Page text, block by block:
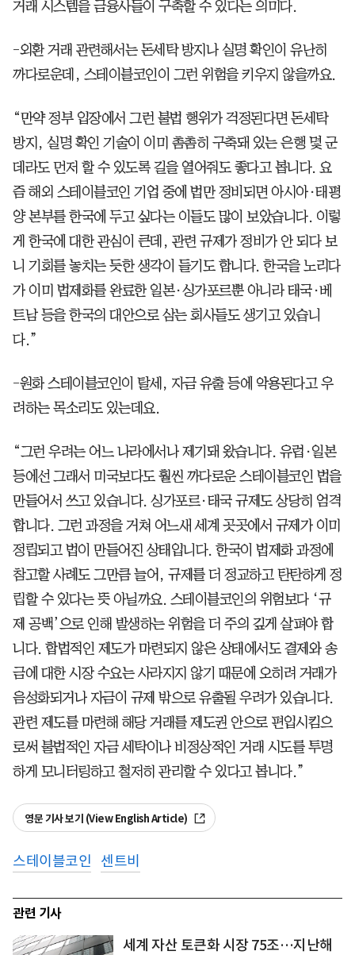
거래 시스템을 금융사들이 구축할 수 있다는 의미다.
-외환 거래 관련해서는 돈세탁 방지나 실명 확인이 유난히
까다로운데, 스테이블코인이 그런 위험을 키우지 않을까요.
“만약 정부 입장에서 그런 불법 행위가 걱정된다면 돈세탁
방지, 실명 확인 기술이 이미 촘촘히 구축돼 있는 은행 몇 군
데라도 먼저 할 수 있도록 길을 열어줘도 좋다고 봅니다. 요
즘 해외 스테이블코인 기업 중에 법만 정비되면 아시아·태평
양 본부를 한국에 두고 싶다는 이들도 많이 보았습니다. 이렇
게 한국에 대한 관심이 큰데, 관련 규제가 정비가 안 되다 보
니 기회를 놓치는 듯한 생각이 들기도 합니다. 한국을 노리다
가 이미 법제화를 완료한 일본·싱가포르뿐 아니라 태국·베
트남 등을 한국의 대안으로 삼는 회사들도 생기고 있습니
다.”
-원화 스테이블코인이 탈세, 자금 유출 등에 악용된다고 우
려하는 목소리도 있는데요.
“그런 우려는 어느 나라에서나 제기돼 왔습니다. 유럽·일본
등에선 그래서 미국보다도 훨씬 까다로운 스테이블코인 법을
만들어서 쓰고 있습니다. 싱가포르·태국 규제도 상당히 엄격
합니다. 그런 과정을 거쳐 어느새 세계 곳곳에서 규제가 이미
정립되고 법이 만들어진 상태입니다. 한국이 법제화 과정에
참고할 사례도 그만큼 늘어, 규제를 더 정교하고 탄탄하게 정
립할 수 있다는 뜻 아닐까요. 스테이블코인의 위험보다 ‘규
제 공백’으로 인해 발생하는 위험을 더 주의 깊게 살펴야 합
니다. 합법적인 제도가 마련되지 않은 상태에서도 결제와 송
금에 대한 시장 수요는 사라지지 않기 때문에 오히려 거래가
음성화되거나 자금이 규제 밖으로 유출될 우려가 있습니다.
관련 제도를 마련해 해당 거래를 제도권 안으로 편입시킴으
로써 불법적인 자금 세탁이나 비정상적인 거래 시도를 투명
하게 모니터링하고 철저히 관리할 수 있다고 봅니다.”
영문 기사 보기 (View English Article)
스테이블코인 센트비
관련 기사
세계 자산 토큰화 시장 75조…지난해